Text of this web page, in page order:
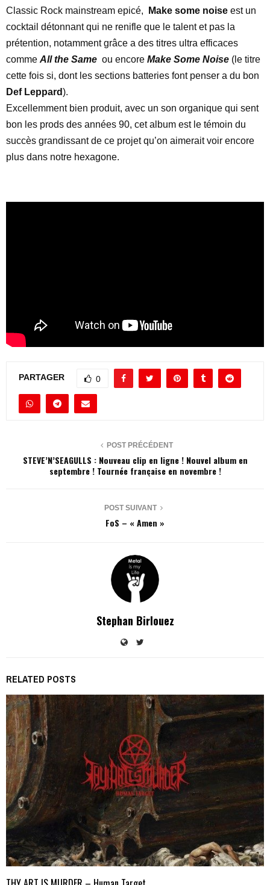
Classic Rock mainstream epicé,
Make some noise est un
cocktail détonnant qui ne renifle que le talent et pas la
prétention, notamment grâce a des titres ultra efficaces
comme All the Same ou encore Make Some Noise (le titre
cette fois si, dont les sections batteries font penser a du bon
Def Leppard).
Excellemment bien produit, avec un son organique qui sent
bon les prods des années 90, cet album est le témoin du
succès grandissant de ce projet qu’on aimerait voir encore
plus dans notre hexagone.
PARTAGER 0
POST PRÉCÉDENT
STEVE’N’SEAGULLS : Nouveau clip en ligne ! Nouvel album en
septembre ! Tournée française en novembre !
POST SUIVANT
FoS – « Amen »
Stephan Birlouez
RELATED POSTS